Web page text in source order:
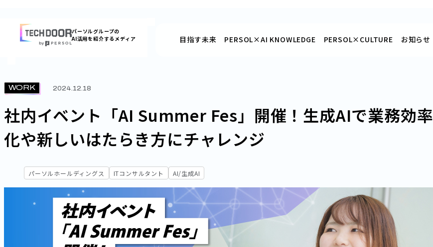
プ
パーソルグループの
AI活用を紹介するメディア
目指す未来 PERSOL×AI KNOWLEDGE PERSOL× CULTURE お知らせ
WORK 2024.12.18
社内イベント「AI Summer Fes」開催！生成AIで業務効率
化や新しいはたらき方にチャレンジ
パーソルホールディングス ITコンサルタント AI/生成AI